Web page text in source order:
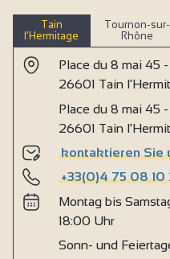
Tain
l’Hermitage
Tournon-sur-
Rhône
Place du 8 mai 45
26601 Tain
Place du 8 mai 45
26601 Tain
kontaktieren Sie
+33(0)4 75 08 10
Montag bis
18:00 Uhr
Sonn- und